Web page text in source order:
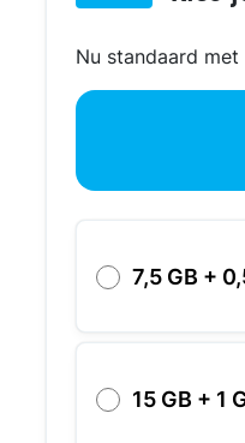
Nu standaard met
7,5 GB +
15 GB + 1